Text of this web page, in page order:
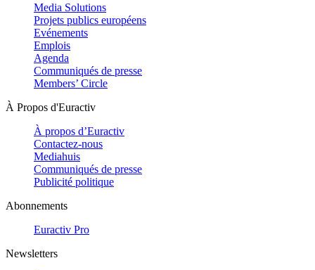
Media Solutions
Projets publics européens
Evénements
Emplois
Agenda
Communiqués de presse
Members’ Circle
À Propos d'Euractiv
À propos d’Euractiv
Contactez-nous
Mediahuis
Communiqués de presse
Publicité politique
Abonnements
Euractiv Pro
Newsletters